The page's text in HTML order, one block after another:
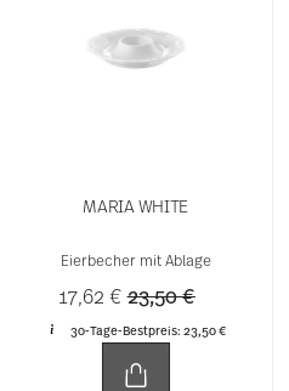
MARIA WHITE
Eierbecher mit Ablage
17,62 €Price reduced from
23,50 €to
30-Tage-Bestpreis:23,50 €